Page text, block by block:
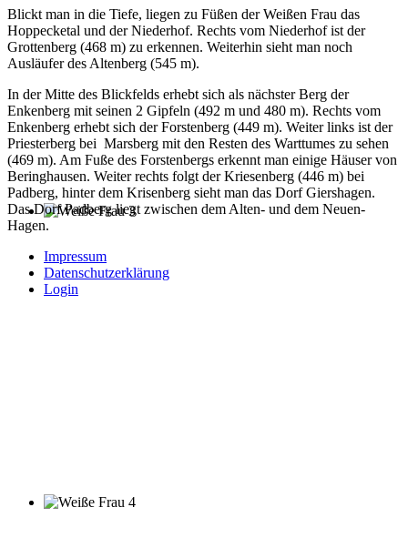
Blickt man in die Tiefe, liegen zu Füßen der Weißen Frau das
Hoppecketal und der Niederhof. Rechts vom Niederhof ist der
Grottenberg (468 m) zu erkennen. Weiterhin sieht man noch
Ausläufer des Altenberg (545 m).
In der Mitte des Blickfelds erhebt sich als nächster Berg der
Enkenberg mit seinen 2 Gipfeln (492 m und 480 m). Rechts vom
Enkenberg erhebt sich der Forstenberg (449 m). Weiter links ist der
Priesterberg bei Marsberg mit den Resten des Warttumes zu sehen
(469 m). Am Fuße des Forstenbergs erkennt man einige Häuser von
Beringhausen. Weiter rechts folgt der Kriesenberg (446 m) bei
Padberg, hinter dem Krisenberg sieht man das Dorf Giershagen.
Das Dorf Padberg liegt zwischen dem Alten- und dem Neuen-
Hagen.
Impressum
Datenschutzerklärung
Login